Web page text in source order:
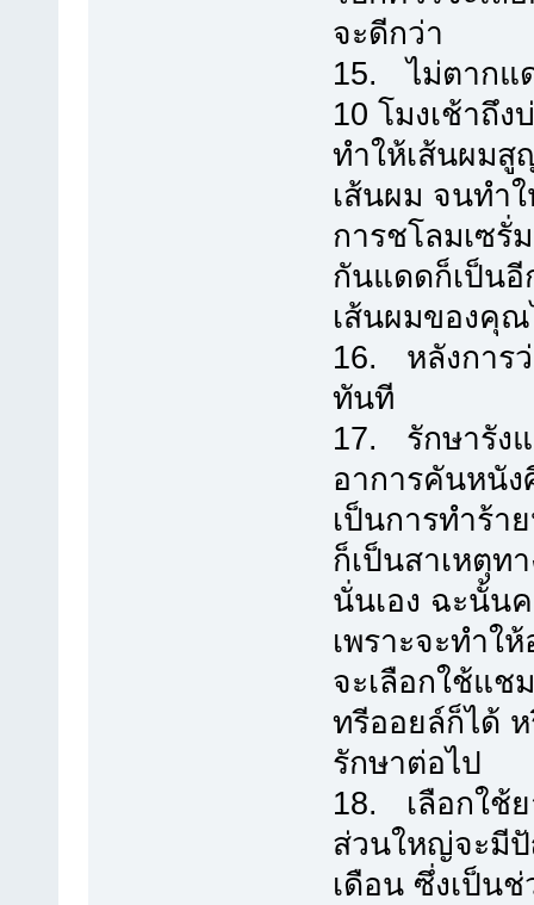
จะดีกว่า
15. ไม่ตากแ
10 โมงเช้าถึง
ทำให้เส้นผมสู
เส้นผม จนทำ
การชโลมเซรั่
กันแดดก็เป็นอี
เส้นผมของคุ
16. หลังการ
ทันที
17. รักษารัง
อาการคันหนัง
เป็นการทำร้า
ก็เป็นสาเหตุท
นั่นเอง ฉะนั้น
เพราะจะทำใ
จะเลือกใช้แช
ทรีออยล์ก็ได้
รักษาต่อไป
18. เลือกใช้
ส่วนใหญ่จะมีปั
เดือน ซึ่งเป็น